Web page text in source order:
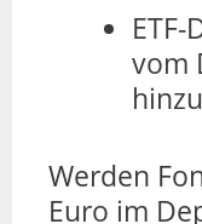
vom
hinzu
Werden
Euro im